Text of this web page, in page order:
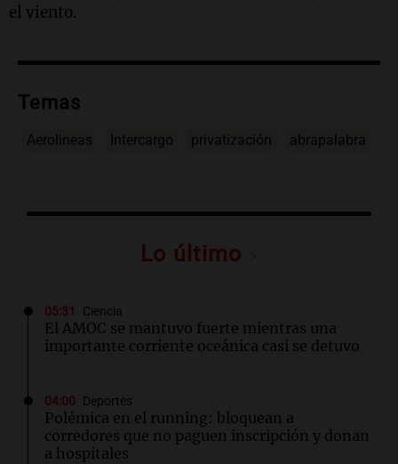
el viento.
Temas
Aerolineas Intercargo privatización abrapalabra
Lo último
05:31 Ciencia
El AMOC se mantuvo fuerte mientras una
importante corriente oceánica casi se detuvo
04:00 Deportes
Polémica en el running: bloquean a
corredores que no paguen inscripción y donan
a hospitales